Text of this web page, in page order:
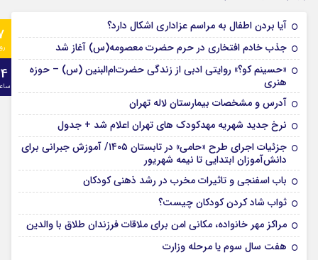
آیا بردن اطفال به مراسم عزادارى اشکال دارد؟
جذب خادم افتخاری در حرم حضرت معصومه(س) آغاز شد
«حسینم کو؟» روایتی ادبی از زندگی حضرت‌ام‌البنین (س) – حوزه
هنری
آدرس و مشخصات بیمارستان لاله تهران
نرخ جدید شهریه مهدکودک های تهران اعلام شد + جدول
جزئیات اجرای طرح «حامی» در تابستان ۱۴۰۵/ آموزش جبرانی برای
دانش‌آموزان ابتدایی تا نیمه شهریور
باب اسفنجی و تاثیرات مخرب در رشد ذهنی کودکان
ثواب شاد کردن کودکان چیست؟
مراکز مهر خانواده، مکانی امن برای ملاقات فرزندان طلاق با والدین
هفت سال سوم یا مرحله وزارت